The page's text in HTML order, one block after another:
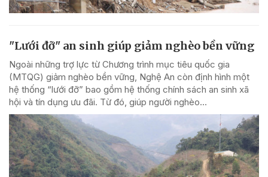
"Lưới đỡ" an sinh giúp giảm nghèo bền vững
Ngoài những trợ lực từ Chương trình mục tiêu quốc gia
(MTQG) giảm nghèo bền vững, Nghệ An còn định hình một
hệ thống “lưới đỡ” bao gồm hệ thống chính sách an sinh xã
hội và tín dụng ưu đãi. Từ đó, giúp người nghèo...